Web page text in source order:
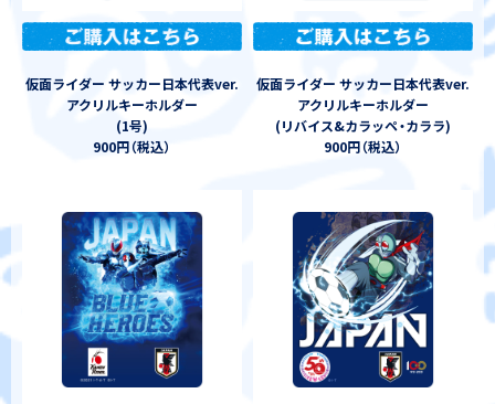
仮面ライダー サッカー日本代表ver.
アクリルキーホルダー
(1号)
900円（税込）
仮面ライダー サッカー日本代表ver.
アクリルキーホルダー
(リバイス&カラッペ・カララ)
900円（税込）